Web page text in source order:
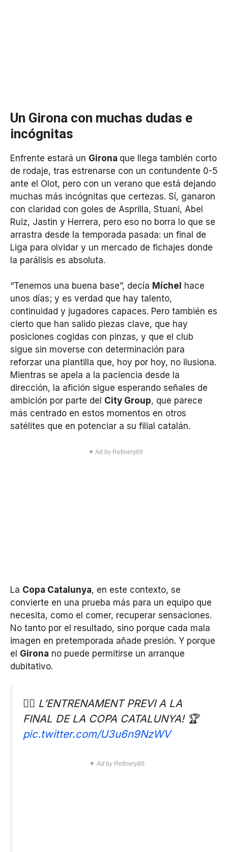
Un Girona con muchas dudas e
incógnitas
Enfrente estará un Girona que llega también corto
de rodaje, tras estrenarse con un contundente 0-5
ante el Olot, pero con un verano que está dejando
muchas más incógnitas que certezas. Sí, ganaron
con claridad con goles de Asprilla, Stuani, Abel
Ruiz, Jastin y Herrera, pero eso no borra lo que se
arrastra desde la temporada pasada: un final de
Liga para olvidar y un mercado de fichajes donde
la parálisis es absoluta.
“Tenemos una buena base”, decía Míchel
hace
unos días; y es verdad que hay talento,
continuidad y jugadores capaces. Pero también es
cierto que han salido piezas clave, que hay
posiciones cogidas con pinzas, y que el club
sigue sin moverse con determinación para
reforzar una plantilla que, hoy por hoy, no ilusiona.
Mientras se apela a la paciencia desde la
dirección, la afición sigue esperando señales de
ambición por parte del City Group, que parece
más centrado en estos momentos en otros
satélites que en potenciar a su filial catalán.
▼ Ad by Refinery89
La Copa Catalunya, en este contexto, se
convierte en una prueba más para un equipo que
necesita, como el comer, recuperar sensaciones.
No tanto por el resultado, sino porque cada mala
imagen en pretemporada añade presión. Y porque
el Girona no puede permitirse un arranque
dubitativo.
🏋️‍♂️ L’ENTRENAMENT PREVI A LA
FINAL DE LA COPA CATALUNYA! 🏆
pic.twitter.com/U3u6n9NzWV
▼ Ad by Refinery89